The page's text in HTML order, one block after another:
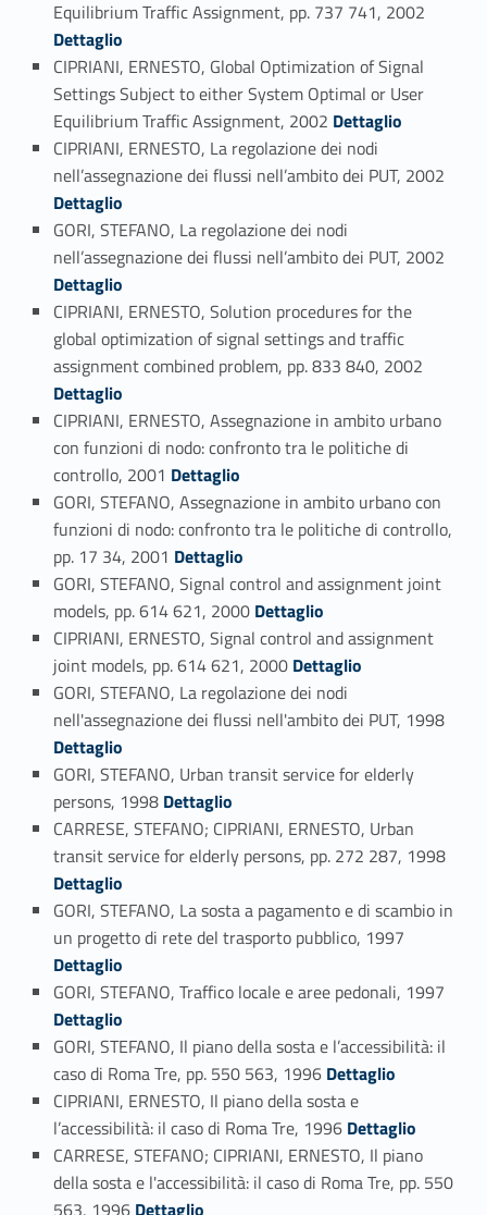
Equilibrium Traffic Assignment, pp. 737 741, 2002
Dettaglio
CIPRIANI, ERNESTO, Global Optimization of Signal
Settings Subject to either System Optimal or User
Equilibrium Traffic Assignment, 2002 Link identifier #identifier_person_136758-127
Dettaglio
CIPRIANI, ERNESTO, La regolazione dei nodi
nell’assegnazione dei flussi nell’ambito dei PUT, 2002
Dettaglio
GORI, STEFANO, La regolazione dei nodi
nell’assegnazione dei flussi nell’ambito dei PUT, 2002
Dettaglio
CIPRIANI, ERNESTO, Solution procedures for the
global optimization of signal settings and traffic
assignment combined problem, pp. 833 840, 2002
Dettaglio
CIPRIANI, ERNESTO, Assegnazione in ambito urbano
con funzioni di nodo: confronto tra le politiche di
controllo, 2001 Link identifier #identifier_person_183667-131
Dettaglio
GORI, STEFANO, Assegnazione in ambito urbano con
funzioni di nodo: confronto tra le politiche di controllo,
pp. 17 34, 2001 Link identifier #identifier_person_27715-132
Dettaglio
GORI, STEFANO, Signal control and assignment joint
models, pp. 614 621, 2000 Link identifier #identifier_person_78699-133
Dettaglio
CIPRIANI, ERNESTO, Signal control and assignment
joint models, pp. 614 621, 2000 Link identifier #identifier_person_53957-134
Dettaglio
GORI, STEFANO, La regolazione dei nodi
nell'assegnazione dei flussi nell'ambito dei PUT, 1998Link identifier #identifier_person_11339-135
Dettaglio
GORI, STEFANO, Urban transit service for elderly
persons, 1998 Link identifier #identifier_person_49560-136
Dettaglio
CARRESE, STEFANO; CIPRIANI, ERNESTO, Urban
transit service for elderly persons, pp. 272 287, 1998Link identifier #identifier_person_112412-137
Dettaglio
GORI, STEFANO, La sosta a pagamento e di scambio in
un progetto di rete del trasporto pubblico, 1997
Dettaglio
GORI, STEFANO, Traffico locale e aree pedonali, 1997
Dettaglio
GORI, STEFANO, Il piano della sosta e l’accessibilità: il
caso di Roma Tre, pp. 550 563, 1996 Link identifier #identifier_person_177333-140
Dettaglio
CIPRIANI, ERNESTO, Il piano della sosta e
l’accessibilità: il caso di Roma Tre, 1996 Link identifier #identifier_person_190374-141
Dettaglio
CARRESE, STEFANO; CIPRIANI, ERNESTO, Il piano
della sosta e l'accessibilità: il caso di Roma Tre, pp. 550
Link identifier #identifier_person_74889-142